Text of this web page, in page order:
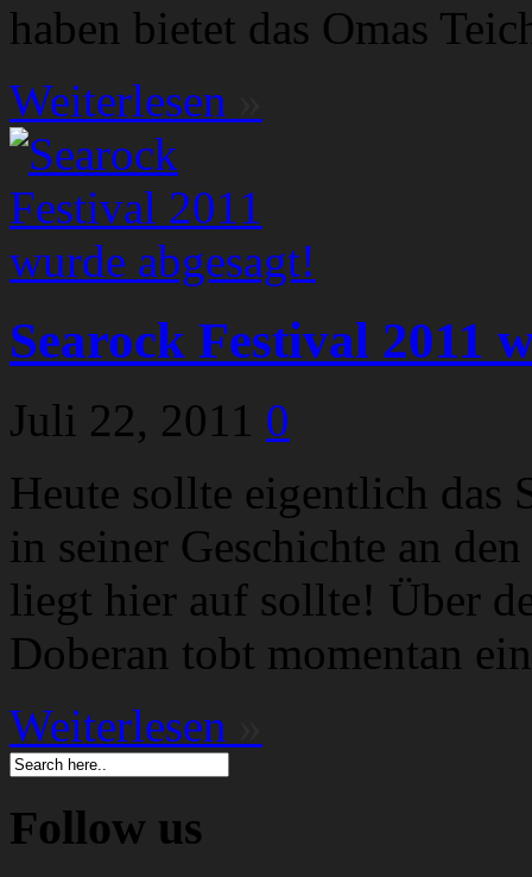
haben bietet das Omas
Weiterlesen
Searock Festival 2011
Juli 22, 2011 0
Heute sollte eigentlich das
in seiner Geschichte an
liegt hier auf sollte! Über
Doberan tobt momentan
Weiterlesen
Follow us